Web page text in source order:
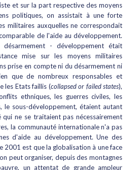
et sur la part respective des moyens
politiques, on assistait à une forte
militaires auxquelles ne correspondait
de l'aide au développement.
- développement était
mise sur les moyens militaires
prise en compte ni du désarmement ni
que de nombreux responsables et
les Etats faillis (collapsed or failed states),
ethniques, les guerres civiles, les
le sous-développement, étaient autant
ne se traitaient pas nécessairement
la communauté internationale n'a pas
d'aide au développement. Une des
2001 est que la globalisation à une face
peut organiser, depuis des montagnes
un attentat de grande ampleur